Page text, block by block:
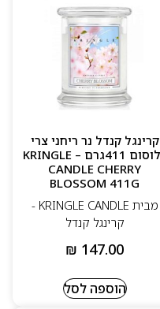
קרינגל קנדל נר ריחני צרי
בלוסום 411גרם – KRINGLE
CANDLE CHERRY
BLOSSOM 411G
מבית KRINGLE CANDLE -
קרינגל קנדל
₪ 147.00
הוספה לסל